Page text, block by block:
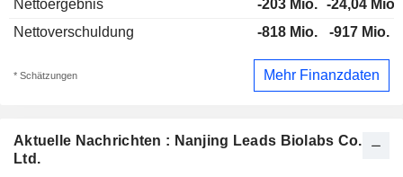
Aktuelle Nachrichten : Nanjing Leads Biolabs Co.,
Ltd.
Nettoergebnis
-203 Mio. -24,04 Mio.
Nettoverschuldung
-818 Mio. -917 Mio.
* Schätzungen Mehr Finanzdaten